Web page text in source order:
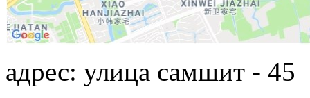
адрес: улица самшит - 45